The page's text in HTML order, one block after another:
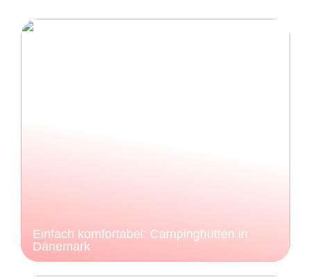
Einfach komfortabel: Campinghütten in
Dänemark